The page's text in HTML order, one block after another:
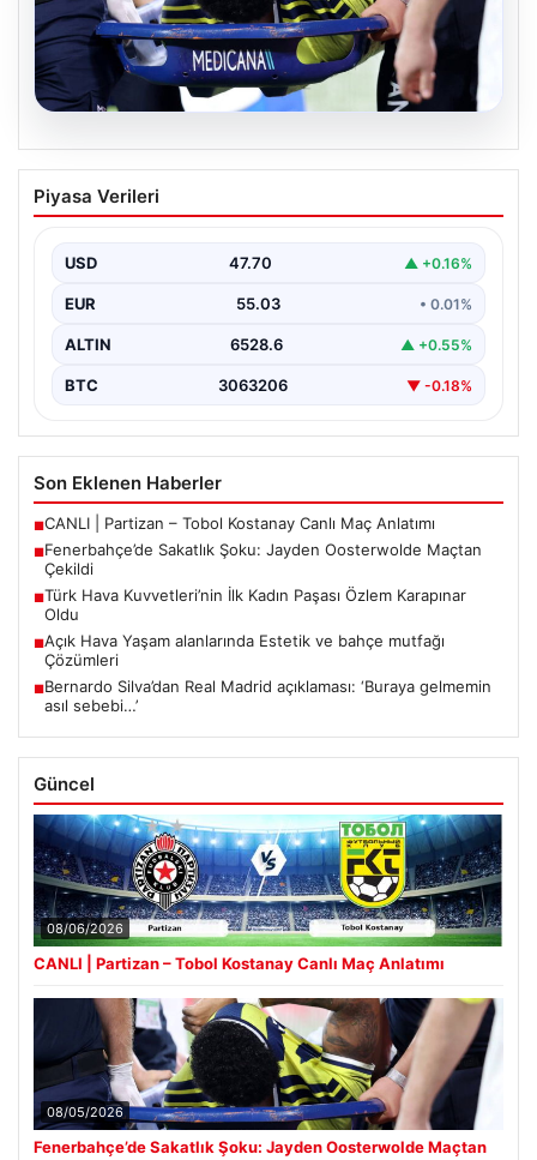
05.08.2026
Fenerbahçe’de Sakatlık Şoku: Jayden
Oosterwolde Maçtan Çekildi
Oosterwolde, UEFA Avrupa Ligi'nde Sturm Graz ile
karşılaştıkları zorlu mücadelede…
Piyasa Verileri
USD 47.70 ▲ +0.16%
EUR 55.03 • 0.01%
ALTIN 6528.6 ▲ +0.55%
BTC 3063206 ▼ -0.18%
Son Eklenen Haberler
■CANLI | Partizan – Tobol Kostanay Canlı Maç Anlatımı
■Fenerbahçe’de Sakatlık Şoku: Jayden Oosterwolde Maçtan
Çekildi
■Türk Hava Kuvvetleri’nin İlk Kadın Paşası Özlem Karapınar
Oldu
■Açık Hava Yaşam alanlarında Estetik ve bahçe mutfağı
Çözümleri
■Bernardo Silva’dan Real Madrid açıklaması: ‘Buraya gelmemin
asıl sebebi…’
Güncel
08/06/2026
CANLI | Partizan – Tobol Kostanay Canlı Maç Anlatımı
08/05/2026
Fenerbahçe’de Sakatlık Şoku: Jayden Oosterwolde Maçtan